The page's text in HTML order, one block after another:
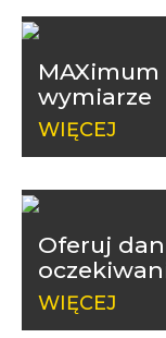
wymiarze
WIĘCEJ
Oferuj
WIĘCEJ